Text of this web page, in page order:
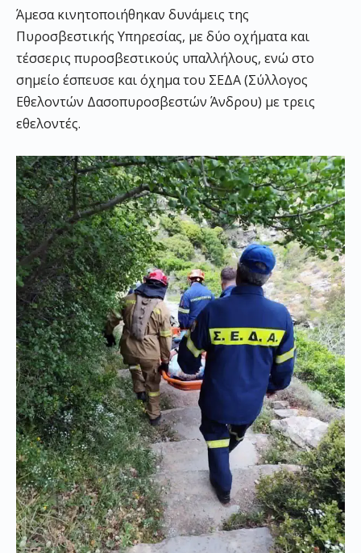
Άμεσα κινητοποιήθηκαν δυνάμεις της
Πυροσβεστικής Υπηρεσίας, με δύο οχήματα και
τέσσερις πυροσβεστικούς υπαλλήλους, ενώ στο
σημείο έσπευσε και όχημα του ΣΕΔΑ (Σύλλογος
Εθελοντών Δασοπυροσβεστών Άνδρου) με τρεις
εθελοντές.